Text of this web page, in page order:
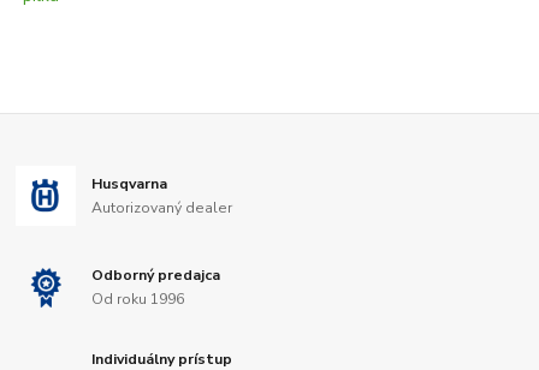
Husqvarna
Autorizovaný dealer
Odborný predajca
Od roku 1996
Individuálny prístup